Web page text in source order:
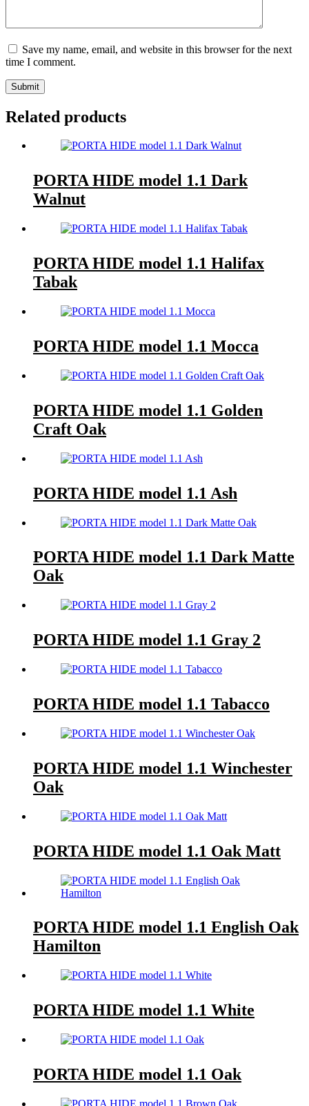
Save my name, email, and website in this browser for the next
time I comment.
Submit
Related products
PORTA HIDE model 1.1 Dark
Walnut
PORTA HIDE model 1.1 Halifax
Tabak
PORTA HIDE model 1.1 Mocca
PORTA HIDE model 1.1 Golden
Craft Oak
PORTA HIDE model 1.1 Ash
PORTA HIDE model 1.1 Dark Matte
Oak
PORTA HIDE model 1.1 Gray 2
PORTA HIDE model 1.1 Tabacco
PORTA HIDE model 1.1 Winchester
Oak
PORTA HIDE model 1.1 Oak Matt
PORTA HIDE model 1.1 English Oak
Hamilton
PORTA HIDE model 1.1 White
PORTA HIDE model 1.1 Oak